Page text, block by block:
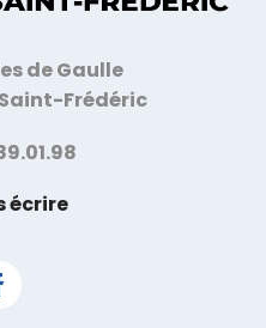
de Gaulle
Frédéric
écrire